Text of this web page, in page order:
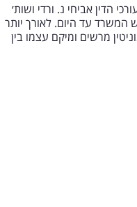
הדין אביחי נ. ורדי ושות׳
בראש המשרד עד היום. לאורך יותר
מרשים ומיקם עצמו בין